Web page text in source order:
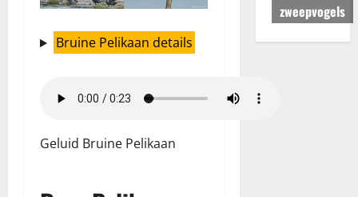
Bruine Pelikaan details
Geluid Bruine Pelikaan
zweepvogels